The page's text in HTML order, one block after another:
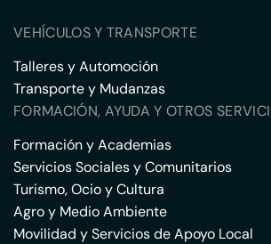
VEHÍCULOS Y TRANSPORTE
Talleres y Automoción
Transporte y Mudanzas
FORMACIÓN, AYUDA Y OTROS
Formación y Academias
Servicios Sociales y Comunitarios
Turismo, Ocio y Cultura
Agro y Medio Ambiente
Movilidad y Servicios de Apoyo Local